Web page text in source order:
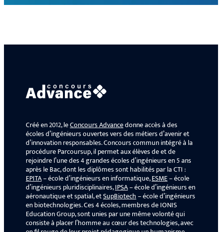
Créé en 2012, leConcours Advancedonne accès à des
écoles d’ingénieurs ouvertes vers des métiers d’avenir et
d’innovation responsables. Concours commun intégré à la
procédure Parcoursup, il permet aux élèves de et de
rejoindre l’une des 4 grandes écoles d’ingénieurs en 5 ans
après le Bac, dont les diplômes sont habilités par la CTI :
EPITA– école d’ingénieurs en informatique,ESME– école
d’ingénieurs pluridisciplinaires,IPSA– école d’ingénieurs en
aéronautique et spatial, etSupBiotech– école d’ingénieurs
en biotechnologies. Ces 4 écoles, membres de IONIS
Education Group, sont unies par une même volonté qui
consiste à placer l’homme au cœur des technologies, avec